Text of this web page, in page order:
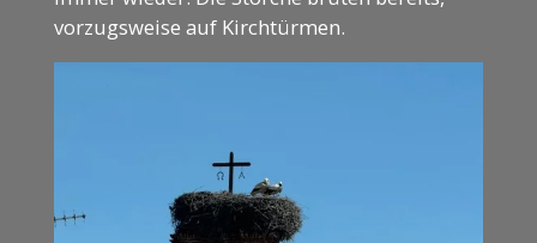
vorzugsweise auf Kirchtürmen.